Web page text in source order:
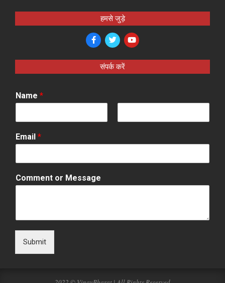
हमसे जुड़े
संपर्क करें
Name *
i
rEmail *
Comment or Message
Submit